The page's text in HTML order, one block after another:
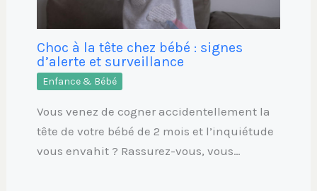
Choc à la tête chez bébé : signes
d’alerte et surveillance
Enfance & Bébé
Vous venez de cogner accidentellement la
tête de votre bébé de 2 mois et l’inquiétude
vous envahit ? Rassurez-vous, vous…